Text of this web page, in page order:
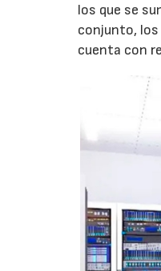
los que se
conjunto, los
cuenta con